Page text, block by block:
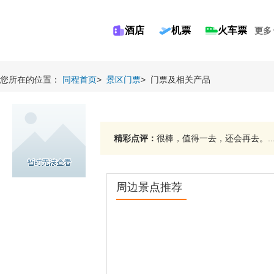
酒店 机票 火车票 更多
您所在的位置： 同程首页> 景区门票> 门票及相关产品
精彩点评： 很棒，值得一去，还会再去。
周边景点推荐